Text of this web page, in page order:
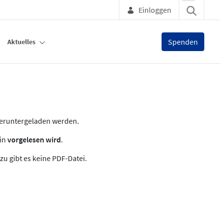
Einloggen
Aktuelles Spenden
werden.
vorgelesen wird.
gibt es keine PDF-Datei.